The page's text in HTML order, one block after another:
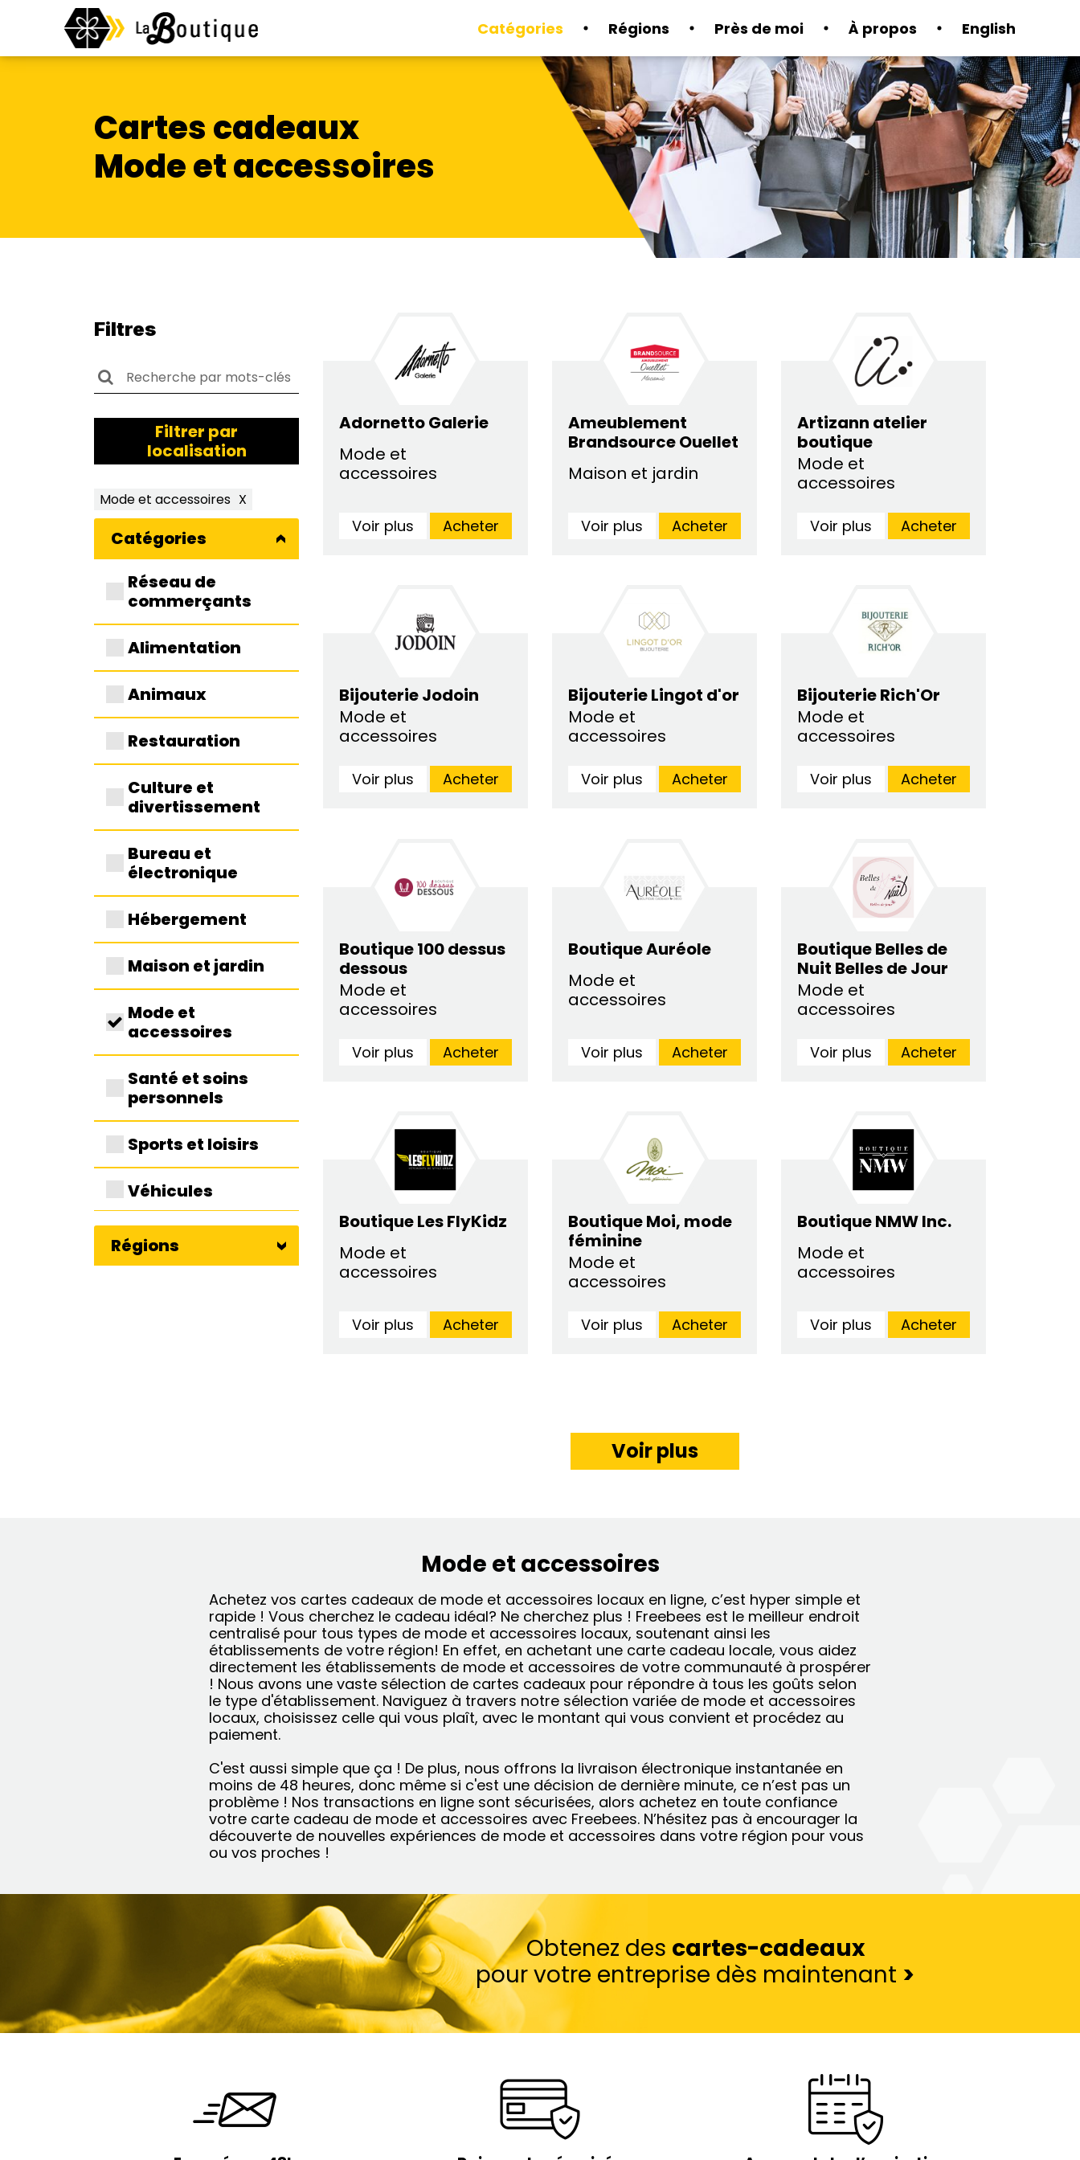
Catégories Régions Près de moi À propos English
Cartes cadeaux
Mode et accessoires
Filtres
Filtrer par
localisation
Mode et accessoires X
Catégories
Réseau de
commerçants
Alimentation
Animaux
Restauration
Culture et
divertissement
Bureau et
électronique
Hébergement
Maison et jardin
Mode et
accessoires
Santé et soins
personnels
Sports et loisirs
Véhicules
Régions
Adornetto Galerie
Mode et
accessoires
Voir plus Acheter
Ameublement
Brandsource Ouellet
Maison et jardin
Voir plus Acheter
Artizann atelier
boutique
Mode et
accessoires
Voir plus Acheter
Bijouterie Jodoin
Mode et
accessoires
Voir plus Acheter
Bijouterie Lingot d'or
Mode et
accessoires
Voir plus Acheter
Bijouterie Rich'Or
Mode et
accessoires
Voir plus Acheter
Boutique 100 dessus
dessous
Mode et
accessoires
Voir plus Acheter
Boutique Auréole
Mode et
accessoires
Voir plus Acheter
Boutique Belles de
Nuit Belles de Jour
Mode et
accessoires
Voir plus Acheter
Boutique Les FlyKidz
Mode et
accessoires
Voir plus Acheter
Boutique Moi, mode
féminine
Mode et
accessoires
Voir plus Acheter
Boutique NMW Inc.
Mode et
accessoires
Voir plus Acheter
Voir plus
Mode et accessoires
Achetez vos cartes cadeaux de mode et accessoires locaux en ligne, c’est hyper simple et
rapide ! Vous cherchez le cadeau idéal? Ne cherchez plus ! Freebees est le meilleur endroit
centralisé pour tous types de mode et accessoires locaux, soutenant ainsi les
établissements de votre région! En effet, en achetant une carte cadeau locale, vous aidez
directement les établissements de mode et accessoires de votre communauté à prospérer
! Nous avons une vaste sélection de cartes cadeaux pour répondre à tous les goûts selon
le type d'établissement. Naviguez à travers notre sélection variée de mode et accessoires
locaux, choisissez celle qui vous plaît, avec le montant qui vous convient et procédez au
paiement.
C'est aussi simple que ça ! De plus, nous offrons la livraison électronique instantanée en
moins de 48 heures, donc même si c'est une décision de dernière minute, ce n’est pas un
problème ! Nos transactions en ligne sont sécurisées, alors achetez en toute confiance
votre carte cadeau de mode et accessoires avec Freebees. N’hésitez pas à encourager la
découverte de nouvelles expériences de mode et accessoires dans votre région pour vous
ou vos proches !
Obtenez des cartes-cadeaux
pour votre entreprise dès maintenant >